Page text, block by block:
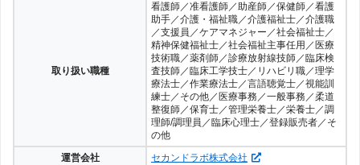
取り扱い職種
看護師／准看護師／助産師／保健師／看護
助手／介護・福祉職／介護福祉士／介護職
／支援員／ケアマネジャー／社会福祉士／
精神保健福祉士／社会福祉主事任用／医療
技術職／薬剤師／診療放射線技師／臨床検
査技師／臨床工学技士／リハビリ職／理学
療法士／作業療法士／言語聴覚士／視能訓
練士／その他／医療事務／一般事務／柔道
整復師／保育士／管理栄養士／栄養士／調
理師/調理員／臨床心理士／登録販売者／そ
の他
運営会社
セカンドラボ株式会社